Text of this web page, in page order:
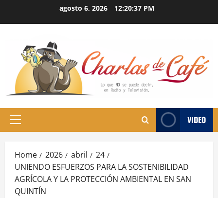
agosto 6, 2026 12:20:38 PM
Primary
VIDEO
Home 2026 abril
24
UNIENDO ESFUERZOS PARA LA SOSTENIBILIDAD
AGRÍCOLA Y LA PROTECCIÓN AMBIENTAL EN SAN
QUINTÍN